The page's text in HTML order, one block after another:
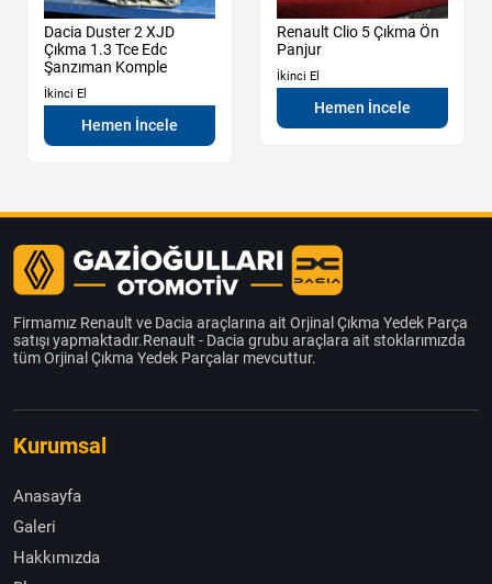
Dacia Duster 2 XJD
Çıkma 1.3 Tce Edc
Şanzıman Komple
İkinci El
Hemen İncele
Renault Clio 5 Çıkma Ön
Panjur
İkinci El
Hemen İncele
Firmamız Renault ve Dacia araçlarına ait Orjinal Çıkma Yedek Parça
satışı yapmaktadır.Renault - Dacia grubu araçlara ait stoklarımızda
tüm Orjinal Çıkma Yedek Parçalar mevcuttur.
Kurumsal
Anasayfa
Galeri
Hakkımızda